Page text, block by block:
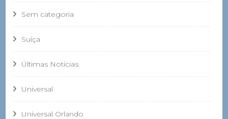
Sem categoria
Suíça
Últimas Notícias
Universal
Universal Orlando